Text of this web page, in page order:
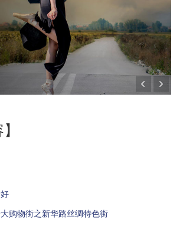
购物街之新华路丝绸特色街